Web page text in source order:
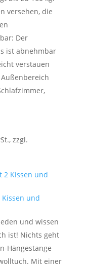
versehen, die
Der
ist abnehmbar
verstauen
zzgl.
und
und wissen
ist! Nichts geht
Hängestange
Mit einer